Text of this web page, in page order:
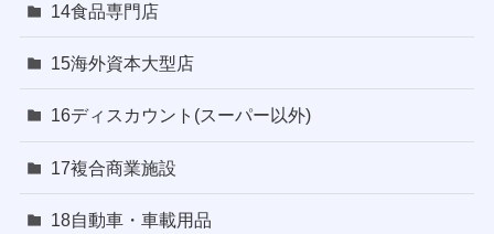
14食品専門店
15海外資本大型店
16ディスカウント(スーパー以外)
17複合商業施設
18自動車・車載用品